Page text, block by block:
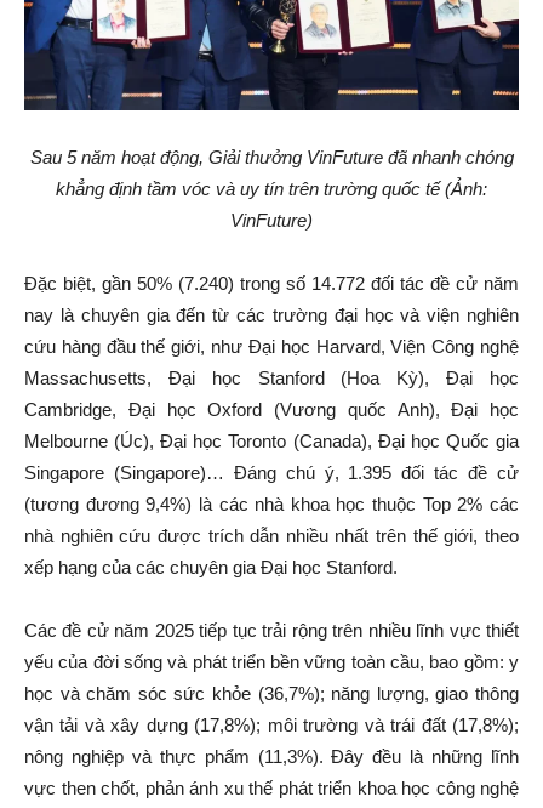
Sau 5 năm hoạt động, Giải thưởng VinFuture đã nhanh chóng
khẳng định tầm vóc và uy tín trên trường quốc tế (Ảnh:
VinFuture)
Đặc biệt, gần 50% (7.240) trong số 14.772 đối tác đề cử năm
nay là chuyên gia đến từ các trường đại học và viện nghiên
cứu hàng đầu thế giới, như Đại học Harvard, Viện Công nghệ
Massachusetts, Đại học Stanford (Hoa Kỳ), Đại học
Cambridge, Đại học Oxford (Vương quốc Anh), Đại học
Melbourne (Úc), Đại học Toronto (Canada), Đại học Quốc gia
Singapore (Singapore)… Đáng chú ý, 1.395 đối tác đề cử
(tương đương 9,4%) là các nhà khoa học thuộc Top 2% các
nhà nghiên cứu được trích dẫn nhiều nhất trên thế giới, theo
xếp hạng của các chuyên gia Đại học Stanford.
Các đề cử năm 2025 tiếp tục trải rộng trên nhiều lĩnh vực thiết
yếu của đời sống và phát triển bền vững toàn cầu, bao gồm: y
học và chăm sóc sức khỏe (36,7%); năng lượng, giao thông
vận tải và xây dựng (17,8%); môi trường và trái đất (17,8%);
nông nghiệp và thực phẩm (11,3%). Đây đều là những lĩnh
vực then chốt, phản ánh xu thế phát triển khoa học công nghệ